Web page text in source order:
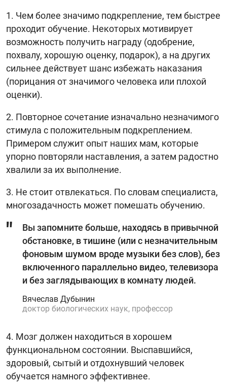
1. Чем более значимо подкрепление, тем быстрее
проходит обучение. Некоторых мотивирует
возможность получить награду (одобрение,
похвалу, хорошую оценку, подарок), а на других
сильнее действует шанс избежать наказания
(порицания от значимого человека или плохой
оценки).
2. Повторное сочетание изначально незначимого
стимула с положительным подкреплением.
Примером служит опыт наших мам, которые
упорно повторяли наставления, а затем радостно
хвалили за их выполнение.
3. Не стоит отвлекаться. По словам специалиста,
многозадачность может помешать обучению.
Вы запомните больше, находясь в привычной
обстановке, в тишине (или с незначительным
фоновым шумом вроде музыки без слов), без
включенного параллельно видео, телевизора
и без заглядывающих в комнату людей.
Вячеслав Дубынин
доктор биологических наук, профессор
4. Мозг должен находиться в хорошем
функциональном состоянии. Выспавшийся,
здоровый, сытый и отдохнувший человек
обучается намного эффективнее.